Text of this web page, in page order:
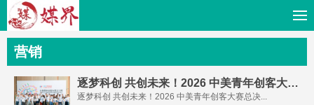
营销
逐梦科创 共创未来！2026 中美青年创客大赛总决赛于上海张江圆满收官
逐梦科创 共创未来！2026 中美青年创客大赛总决...